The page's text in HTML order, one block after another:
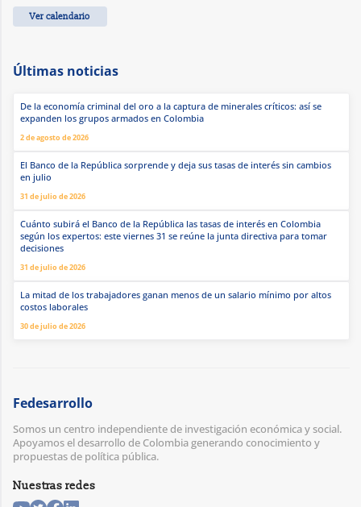
Ver calendario
Últimas noticias
De la economía criminal del oro a la captura de minerales críticos: así se
expanden los grupos armados en Colombia
2 de agosto de 2026
El Banco de la República sorprende y deja sus tasas de interés sin cambios
en julio
31 de julio de 2026
Cuánto subirá el Banco de la República las tasas de interés en Colombia
según los expertos: este viernes 31 se reúne la junta directiva para tomar
decisiones
31 de julio de 2026
La mitad de los trabajadores ganan menos de un salario mínimo por altos
costos laborales
30 de julio de 2026
Fedesarrollo
Somos un centro independiente de investigación económica y social.
Apoyamos el desarrollo de Colombia generando conocimiento y
propuestas de política pública.
Nuestras redes